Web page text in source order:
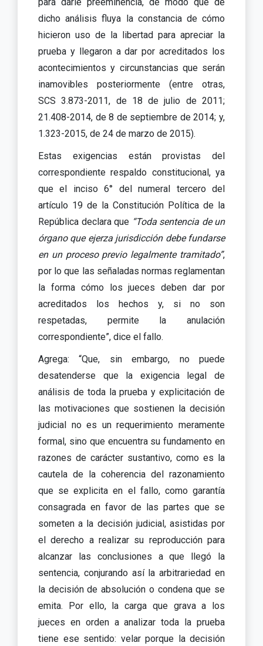
dicho análisis fluya la constancia de cómo
hicieron uso de la libertad para apreciar la
prueba y llegaron a dar por acreditados los
acontecimientos y circunstancias que serán
inamovibles posteriormente (entre otras,
SCS 3.873-2011, de 18 de julio de 2011;
21.408-2014, de 8 de septiembre de 2014; y,
1.323-2015, de 24 de marzo de 2015).
Estas exigencias están provistas del
correspondiente respaldo constitucional, ya
que el inciso 6° del numeral tercero del
artículo 19 de la Constitución Política de la
República declara que “Toda sentencia de un
órgano que ejerza jurisdicción debe fundarse
en un proceso previo legalmente tramitado”,
por lo que las señaladas normas reglamentan
la forma cómo los jueces deben dar por
acreditados los hechos y, si no son
respetadas, permite la anulación
correspondiente”, dice el fallo.
Agrega: “Que, sin embargo, no puede
desatenderse que la exigencia legal de
análisis de toda la prueba y explicitación de
las motivaciones que sostienen la decisión
judicial no es un requerimiento meramente
formal, sino que encuentra su fundamento en
razones de carácter sustantivo, como es la
cautela de la coherencia del razonamiento
que se explicita en el fallo, como garantía
consagrada en favor de las partes que se
someten a la decisión judicial, asistidas por
el derecho a realizar su reproducción para
alcanzar las conclusiones a que llegó la
sentencia, conjurando así la arbitrariedad en
la decisión de absolución o condena que se
emita. Por ello, la carga que grava a los
jueces en orden a analizar toda la prueba
tiene ese sentido: velar porque la decisión